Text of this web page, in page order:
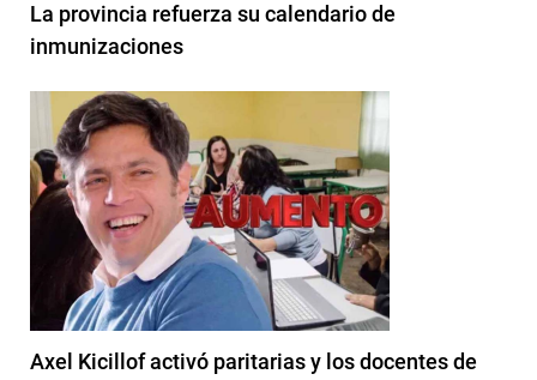
La provincia refuerza su calendario de
inmunizaciones
Axel Kicillof activó paritarias y los docentes de